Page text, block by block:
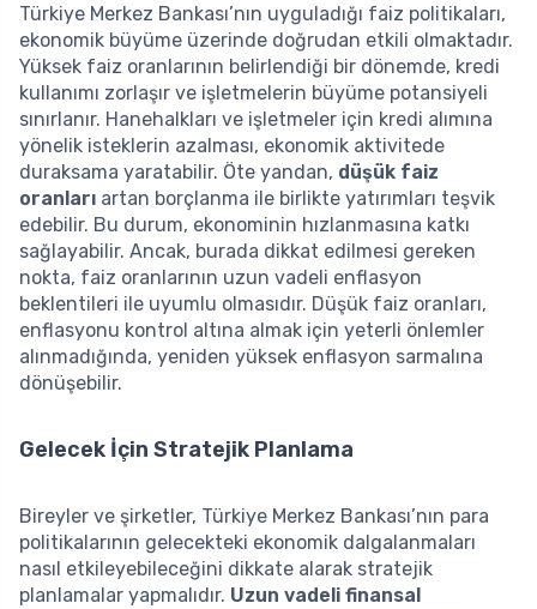
Türkiye Merkez Bankası’nın uyguladığı faiz politikaları,
ekonomik büyüme üzerinde doğrudan etkili olmaktadır.
Yüksek faiz oranlarının belirlendiği bir dönemde, kredi
kullanımı zorlaşır ve işletmelerin büyüme potansiyeli
sınırlanır. Hanehalkları ve işletmeler için kredi alımına
yönelik isteklerin azalması, ekonomik aktivitede
duraksama yaratabilir. Öte yandan, düşük faiz
oranları artan borçlanma ile birlikte yatırımları teşvik
edebilir. Bu durum, ekonominin hızlanmasına katkı
sağlayabilir. Ancak, burada dikkat edilmesi gereken
nokta, faiz oranlarının uzun vadeli enflasyon
beklentileri ile uyumlu olmasıdır. Düşük faiz oranları,
enflasyonu kontrol altına almak için yeterli önlemler
alınmadığında, yeniden yüksek enflasyon sarmalına
dönüşebilir.
Gelecek İçin Stratejik Planlama
Bireyler ve şirketler, Türkiye Merkez Bankası’nın para
politikalarının gelecekteki ekonomik dalgalanmaları
nasıl etkileyebileceğini dikkate alarak stratejik
planlamalar yapmalıdır. Uzun vadeli finansal